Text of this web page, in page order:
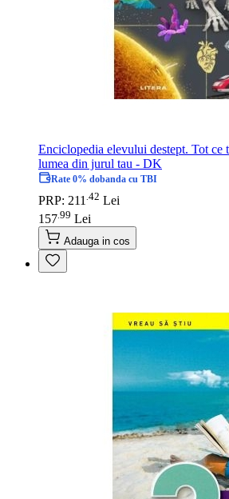
Enciclopedia elevului destept. Tot ce
lumea din jurul tau - DK
Rate 0% dobanda cu TBI
PRP: 211.42 Lei
157 99 Lei
Adauga in cos